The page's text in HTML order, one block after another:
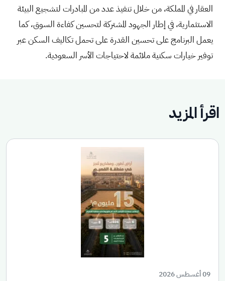
العقار في المملكة، من خلال تنفيذ عدد من المبادرات لتشجيع البيئة
الاستثمارية، في إطار الجهود المشتركة لتحسين كفاءة السوق، كما
يعمل البرنامج على تحسين القدرة على تحمل تكاليف السكن عبر
توفير خيارات سكنية ملائمة لاحتياجات الأسر السعودية.
اقرأ المزيد
09 أغسطس 2026